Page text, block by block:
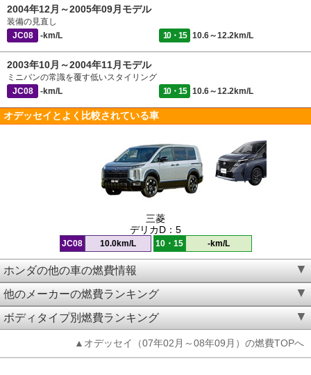
2004年12月～2005年09月モデル
装備の見直し
JC08
-km/L 10・15 10.6～12.2km/L
2003年10月～2004年11月モデル
ミニバンの常識を覆す低いスタイリング
JC08
-km/L 10・15 10.6～12.2km/L
オデッセイとよく比較されている車
三菱
デリカD：5
JC08 10.0km/L 10・15 -km/L
ホンダの他の車の燃費情報
他のメーカーの燃費ランキング
ボディタイプ別燃費ランキング
▲オデッセイ（07年02月～08年09月）の燃費TOPへ